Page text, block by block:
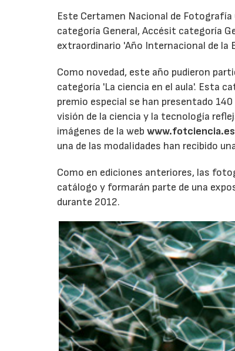
Este Certamen Nacional de
categoría General, Accésit categoría
extraordinario 'Año Internacional de la
Como novedad, este año pudieron
categoría 'La ciencia en el aula'. Esta
premio especial se han presentado
visión de la ciencia y la tecnología
imágenes de la webwww.fotciencia.es
una de las modalidades han recibido
Como en ediciones anteriores, las
catálogo y formarán parte de una
durante 2012.